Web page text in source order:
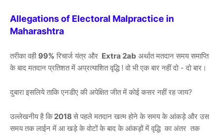
Allegations of Electoral Malpractice in
Maharashtra
तरीका वही99% रिचार्ज यंत्र और Extra 2ab अर्थात मतदान समय समाप्ति
के बाद मतदान प्रतिशत में अप्रत्याशित वृद्धि ! वो भी एक बार नहीं दो - दो बार।
दुबारा इसलिये ताकि एनडीए की अपेक्षित जीत में कोई कसर नहीं रह जाय?
उल्लेखनीय है कि2018 से पहले मतदान खत्म होने के समय के आंकड़े और उस
समय तक लाईन में आ खड़े के वोटों के बाद के आंकड़ों में वृद्धि का अंतर तक